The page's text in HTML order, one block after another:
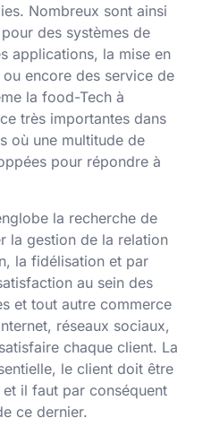
Nombreux sont ainsi
des systèmes de
applications, la mise en
ou encore des service de
la food-Tech à
très importantes dans
où une multitude de
pour répondre à
la recherche de
la gestion de la relation
la fidélisation et par
au sein des
et tout autre commerce
réseaux sociaux,
chaque client. La
le client doit être
il faut par conséquent
ce dernier.